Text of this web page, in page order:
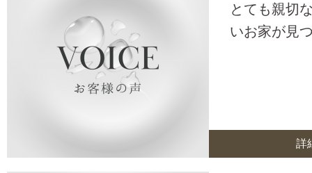
とても親切
いお家が見
詳